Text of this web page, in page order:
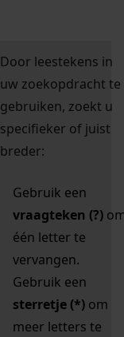
Door leestekens in
uw zoekopdracht te
gebruiken, zoekt u
specifieker of juist
breder:
Gebruik een
vraagteken (?)
één letter te
vervangen.
Gebruik een
sterretje (*) om
meer letters te